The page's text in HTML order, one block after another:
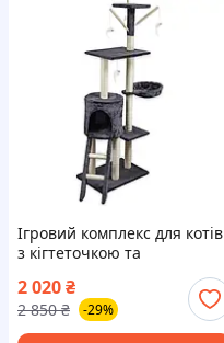
Ігровий комплекс для котів
з кігтеточкою та
2 020₴
2 850 ₴ -29%